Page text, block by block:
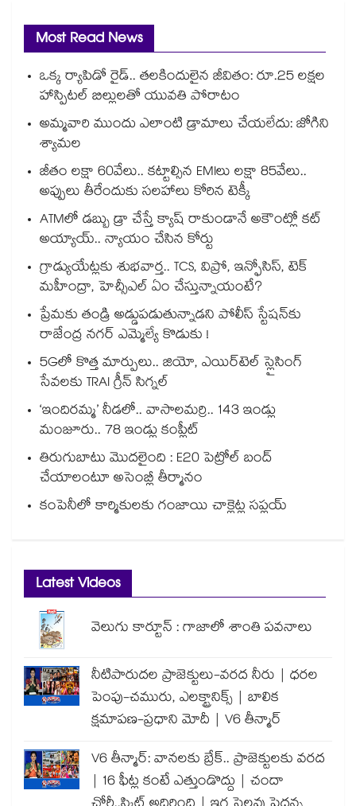
Most Read News
ఒక్క ర్యాపిడో రైడ్.. తలకిందులైన జీవితం: రూ.25 లక్షల
హాస్పిటల్ బిల్లులతో యువతి పోరాటం
అమ్మవారి ముందు ఎలాంటి డ్రామాలు చేయలేదు: జోగిని
శ్యామల
జీతం లక్షా 60వేలు.. కట్టాల్సిన EMIలు లక్షా 85వేలు..
అప్పులు తీరేందుకు సలహాలు కోరిన టెక్కీ
ATMలో డబ్బు డ్రా చేస్తే క్యాష్ రాకుండానే అకౌంట్లో కట్
అయ్యాయ్.. న్యాయం చేసిన కోర్టు
గ్రాడ్యుయేట్లకు శుభవార్త.. TCS, విప్రో, ఇన్ఫోసిస్, టెక్
మహీంద్రా, హెచ్సీఎల్ ఏం చేస్తున్నాయంటే?
ప్రేమకు తండ్రి అడ్డుపడుతున్నాడని పోలీస్ స్టేషన్⁪కు
రాజేంద్ర నగర్ ఎమ్మెల్యే కొడుకు !
5Gలో కొత్త మార్పులు.. జియో, ఎయిర్‌టెల్ స్లైసింగ్
సేవలకు TRAI గ్రీన్ సిగ్నల్
‘ఇందిరమ్మ’ నీడలో.. వాసాలమర్రి.. 143 ఇండ్లు
మంజూరు.. 78 ఇండ్లు కంప్లీట్
తిరుగుబాటు మొదలైంది : E20 పెట్రోల్ బంద్
చేయాలంటూ అసెంబ్లీ తీర్మానం
కంపెనీలో కార్మికులకు గంజాయి చాక్లెట్ల సప్లయ్
Latest Videos
వెలుగు కార్టూన్ : గాజాలో శాంతి పవనాలు
నీటిపారుదల ప్రాజెక్టులు-వరద నీరు | ధరల
పెంపు-చమురు, ఎలక్ట్రానిక్స్ | బాలిక
క్షమాపణ-ప్రధాని మోదీ | V6 తీన్మార్
V6 తీన్మార్: వానలకు బ్రేక్.. ప్రాజెక్టులకు వరద
| 16 ఫీట్ల కంటే ఎత్తుండొద్దు | చందా